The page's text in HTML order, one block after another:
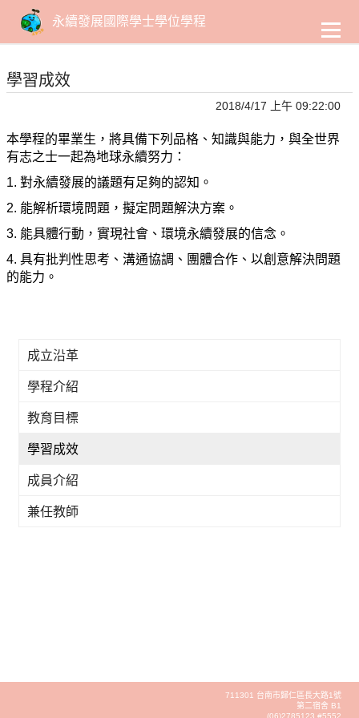
主
要
容
永續發展國際學士學位學程
學習成效
2018/4/17 上午 09:22:00
本學程的畢業生，將具備下列品格、知識與能力，與全世界
有志之士一起為地球永續努力：
1. 對永續發展的議題有足夠的認知。
2. 能解析環境問題，擬定問題解決方案。
3. 能具體行動，實現社會、環境永續發展的信念。
4. 具有批判性思考、溝通協調、團體合作、以創意解決問題
的能力。
成立沿革
學程介紹
教育目標
學習成效
成員介紹
兼任教師
711301 台南市歸仁區長大路1號
第二宿舍 B1